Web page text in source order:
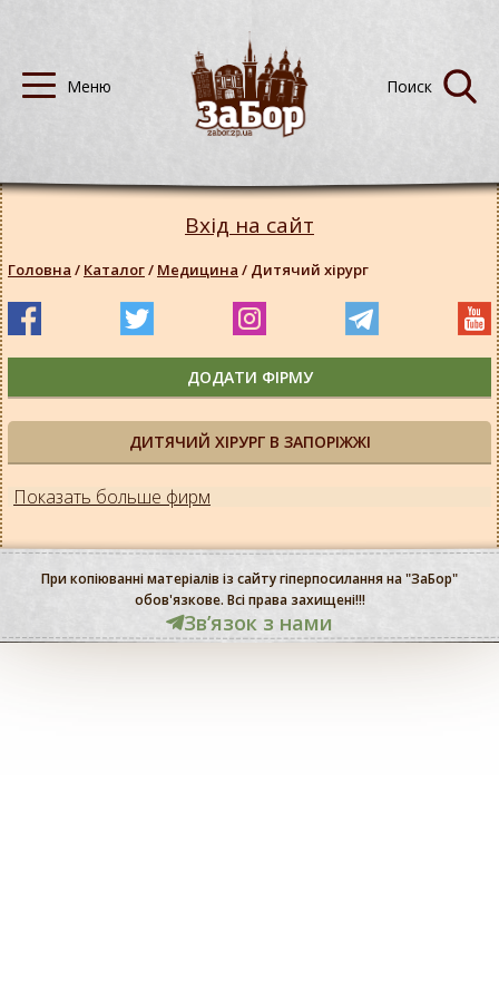
ДИТЯЧИЙ ХІРУРГ В ЗАПОРІЖЖІ
Показать больше фирм
Вхід на сайт
Головна / Каталог/ Медицина / Дитячий хірург
ДОДАТИ ФІРМУ
При копіюванні матеріалів із сайту гіперпосилання на "ЗаБор"
обов'язкове. Всі права захищені!!!
Звʼязок з нами